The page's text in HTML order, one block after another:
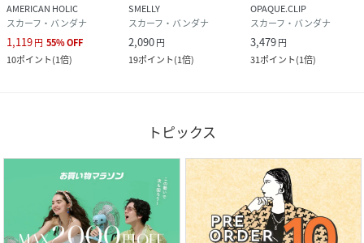
AMERICAN HOLIC
スカーフ・バンダナ
1,119円 55%OFF
10ポイント(1倍)
SMELLY
スカーフ・バンダナ
2,090円
19ポイント(1倍)
OPAQUE.CLIP
スカーフ・バンダナ
3,479円
31ポイント(1倍)
トピックス